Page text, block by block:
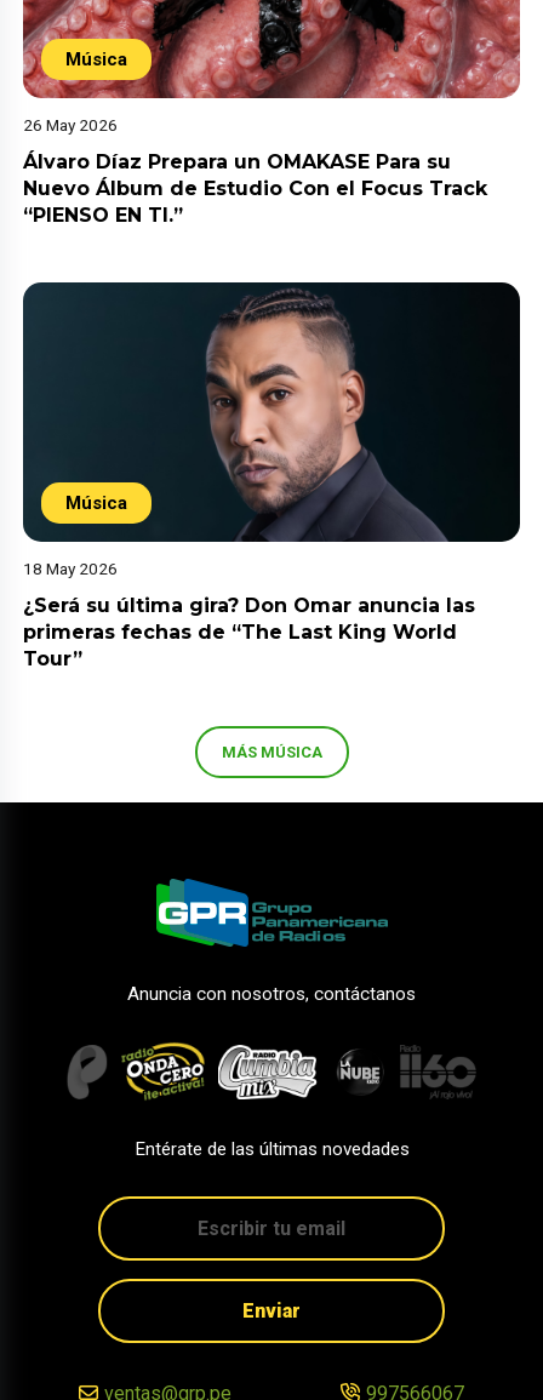
Música
26 May 2026
Álvaro Díaz Prepara un OMAKASE Para su
Nuevo Álbum de Estudio Con el Focus Track
“PIENSO EN TI.”
Música
18 May 2026
¿Será su última gira? Don Omar anuncia las
primeras fechas de “The Last King World
Tour”
MÁS MÚSICA
Anuncia con nosotros, contáctanos
Entérate de las últimas novedades
Enviar
ventas@grp.pe 997566067